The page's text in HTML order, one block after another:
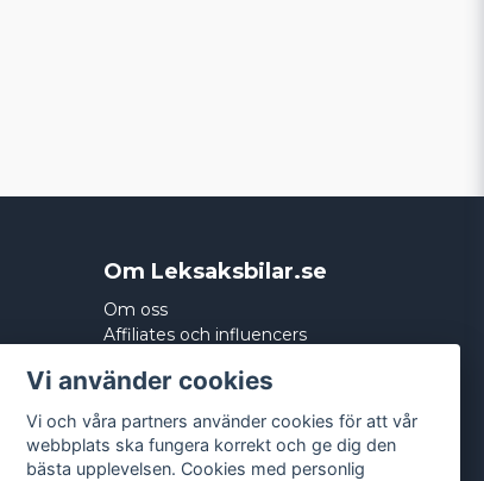
Om Leksaksbilar.se
Om oss
Affiliates och influencers
Integritetspolicy
Vi använder cookies
Vi och våra partners använder cookies för att vår
webbplats ska fungera korrekt och ge dig den
bästa upplevelsen. Cookies med personlig